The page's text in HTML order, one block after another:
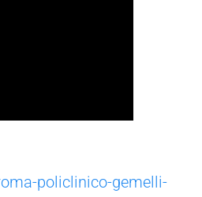
policlinico-gemelli-